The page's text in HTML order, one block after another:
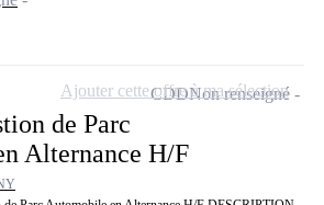
de Parc
Alternance H/F
CDDNon renseigné
Ajouter cette offre à ma sélection